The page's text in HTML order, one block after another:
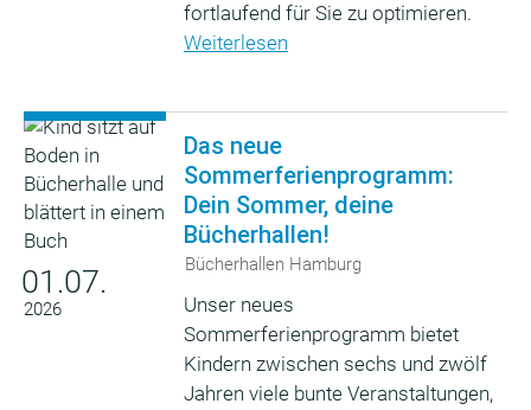
fortlaufend für Sie zu optimieren.
Weiterlesen
01.07.
2026
Das neue
Sommerferienprogramm:
Dein Sommer, deine
Bücherhallen!
Bücherhallen Hamburg
Unser neues
Sommerferienprogramm bietet
Kindern zwischen sechs und zwölf
Jahren viele bunte Veranstaltungen,